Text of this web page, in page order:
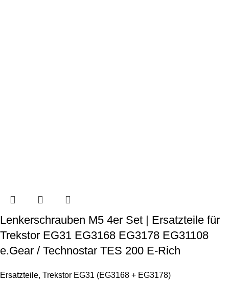
Lenkerschrauben M5 4er Set | Ersatzteile für
Trekstor EG31 EG3168 EG3178 EG31108
e.Gear / Technostar TES 200 E-Rich
Ersatzteile, Trekstor EG31 (EG3168 + EG3178)